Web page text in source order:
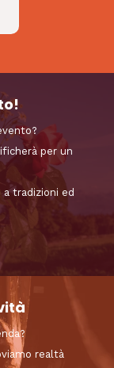
per un
tradizioni ed
realtà